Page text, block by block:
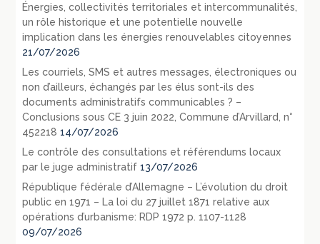
Énergies, collectivités territoriales et intercommunalités,
un rôle historique et une potentielle nouvelle
implication dans les énergies renouvelables citoyennes
21/07/2026
Les courriels, SMS et autres messages, électroniques ou
non d’ailleurs, échangés par les élus sont-ils des
documents administratifs communicables ? –
Conclusions sous CE 3 juin 2022, Commune d’Arvillard, n°
452218 14/07/2026
Le contrôle des consultations et référendums locaux
par le juge administratif 13/07/2026
République fédérale d’Allemagne – L’évolution du droit
public en 1971 – La loi du 27 juillet 1871 relative aux
opérations d’urbanisme: RDP 1972 p. 1107-1128
09/07/2026